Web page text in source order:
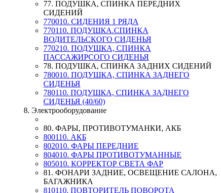
77. ПОДУШКА, СПИНКА ПЕРЕДНИХ
СИДЕНИЙ
770010. СИДЕНИЯ 1 РЯДА
770110. ПОДУШКА.СПИНКА
ВОДИТЕЛЬСКОГО СИДЕНЬЯ
770210. ПОДУШКА, СПИНКА
ПАССАЖИРСОГО СИДЕНЬЯ
78. ПОДУШКА, СПИНКА ЗАДНИХ СИДЕНИЙ
780010. ПОДУШКА, СПИНКА ЗАДНЕГО
СИДЕНЬЯ
780110. ПОДУШКА, СПИНКА ЗАДНЕГО
СИДЕНЬЯ (40/60)
8. Электрооборудование
80. ФАРЫ, ПРОТИВОТУМАНКИ, АКБ
800110. АКБ
802010. ФАРЫ ПЕРЕДНИЕ
804010. ФАРЫ ПРОТИВОТУМАННЫЕ
805010. КОРРЕКТОР СВЕТА ФАР
81. ФОНАРИ ЗАДНИЕ, ОСВЕЩЕНИЕ САЛОНА,
БАГАЖНИКА
810110. ПОВТОРИТЕЛЬ ПОВОРОТА